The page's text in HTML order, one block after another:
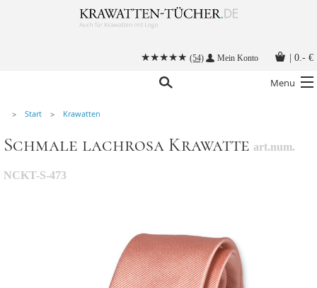
(54) Mein Konto 0.- €
Menu
Alle Accessoires
Stoffmasken
Start Krawatten
Schmale lachrosa Krawatte art.num.
NCKT-S-473